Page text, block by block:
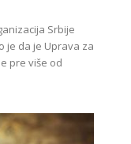
Srbije
je da je Uprava za
pre više od